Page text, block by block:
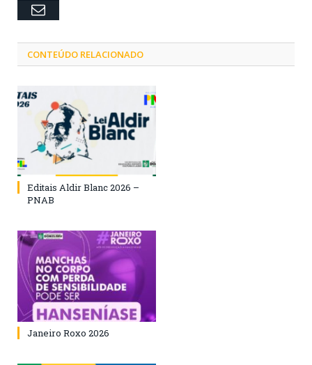
Email
CONTEÚDO RELACIONADO
Editais Aldir Blanc 2026 –
PNAB
Janeiro Roxo 2026